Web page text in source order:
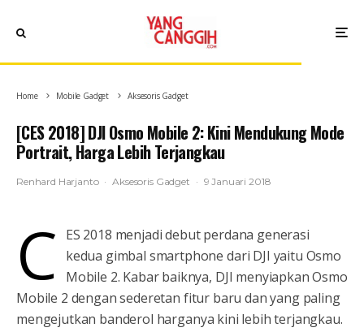
Home Mobile Gadget Aksesoris Gadget
[CES 2018] DJI Osmo Mobile 2: Kini Mendukung Mode
Portrait, Harga Lebih Terjangkau
Renhard Harjanto · Aksesoris Gadget · 9 Januari 2018
C
ES 2018 menjadi debut perdana generasi
kedua gimbal smartphone dari DJI yaitu Osmo
Mobile 2. Kabar baiknya, DJI menyiapkan Osmo
Mobile 2 dengan sederetan fitur baru dan yang paling
mengejutkan banderol harganya kini lebih terjangkau.